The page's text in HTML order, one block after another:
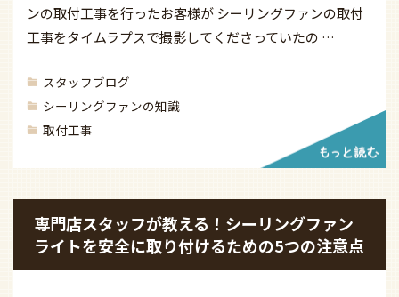
ンの取付工事を行ったお客様が シーリングファンの取付
工事をタイムラプスで撮影してくださっていたの …
スタッフブログ
シーリングファンの知識
取付工事
専門店スタッフが教える！シーリングファン
ライトを安全に取り付けるための5つの注意点